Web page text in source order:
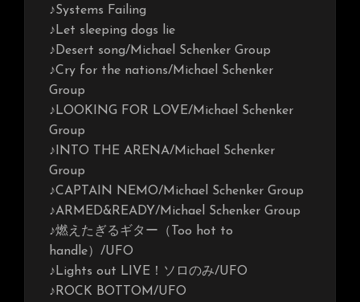
♪Systems Failing
♪Let sleeping dogs lie
♪Desert song/Michael Schenker Group
♪Cry for the nations/Michael Schenker
Group
♪LOOKING FOR LOVE/Michael Schenker
Group
♪INTO THE ARENA/Michael Schenker
Group
♪CAPTAIN NEMO/Michael Schenker Group
♪ARMED&READY/Michael Schenker Group
♪燃えたぎるギター（Too hot to
handle）/UFO
♪Lights out LIVE！ソロのみ/UFO
♪ROCK BOTTOM/UFO